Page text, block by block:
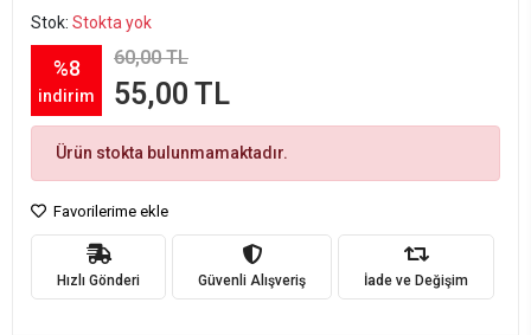
Stok: Stokta yok
%8
indirim
60,00 TL
55,00 TL
Ürün stokta bulunmamaktadır.
Favorilerime ekle
Hızlı Gönderi Güvenli Alışveriş İade ve Değişim